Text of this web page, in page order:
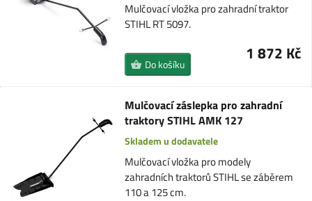
Mulčovací vložka pro zahradní traktor
STIHL RT 5097.
1 872 Kč
Do košíku
Mulčovací záslepka pro zahradní
traktory STIHL AMK 127
Skladem u dodavatele
Mulčovací vložka pro modely
zahradních traktorů STIHL se záběrem
110 a 125 cm.